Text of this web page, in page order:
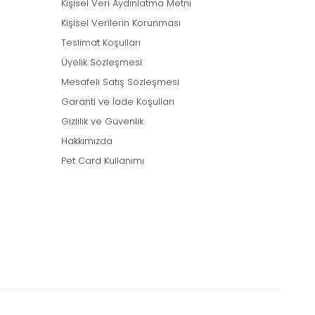
Kişisel Veri Aydınlatma Metni
Kişisel Verilerin Korunması
Teslimat Koşulları
Üyelik Sözleşmesi
Mesafeli Satış Sözleşmesi
Garanti ve İade Koşulları
Gizlilik ve Güvenlik
Hakkımızda
Pet Card Kullanımı